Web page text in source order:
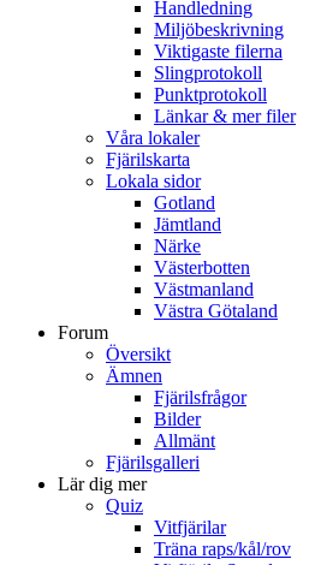
Handledning
Miljöbeskrivning
Viktigaste filerna
Slingprotokoll
Punktprotokoll
Länkar & mer filer
Våra lokaler
Fjärilskarta
Lokala sidor
Gotland
Jämtland
Närke
Västerbotten
Västmanland
Västra Götaland
Forum
Översikt
Ämnen
Fjärilsfrågor
Bilder
Allmänt
Fjärilsgalleri
Lär dig mer
Quiz
Vitfjärilar
Träna raps/kål/rov